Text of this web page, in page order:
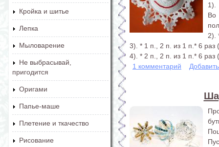
Кройка и шитье
Лепка
Мыловарение
Не выбрасывай,
пригодится
Оригами
Папье-маше
Плетение и ткачество
Рисование
1).
Во
2).
3). * 1 п., 2 п. из 1 п.* 6 раз
4). * 2 п., 2 п. из 1 п.* 6 раз
1 комментарий